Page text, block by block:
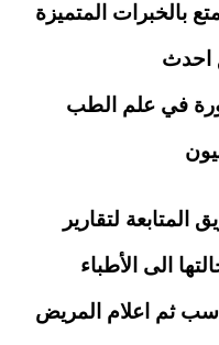
بالخبرات المتميزة
احدث
في علم الطب
المتابعة لتقارير
الى الأطباء
ثم اعلام المريض